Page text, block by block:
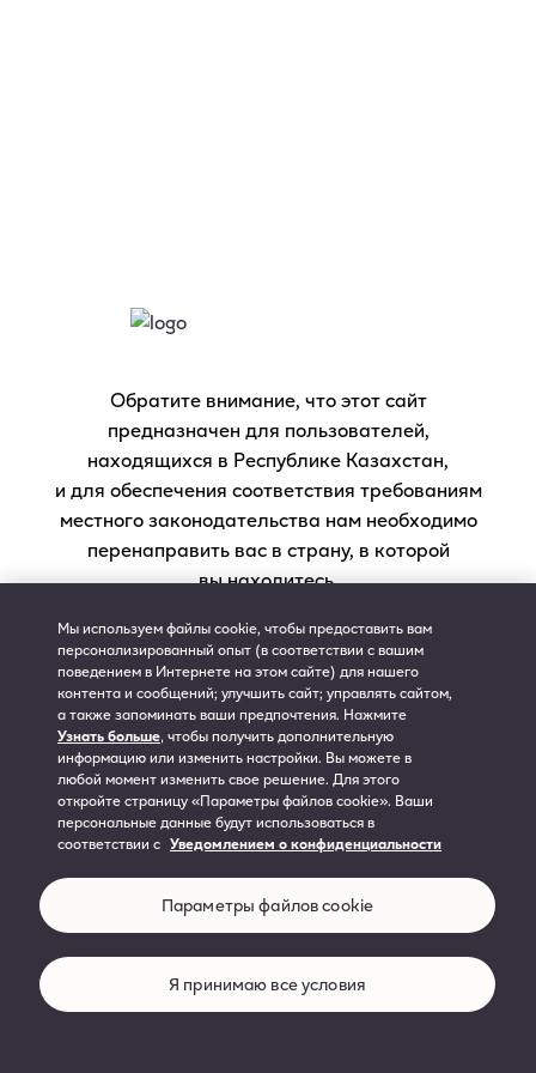
Доступ на веб-сайт разрешен только лицам,
достигшим возраста 21 года и старше, являющимся
Продолжая просмотр страниц сайта IQOS.COM, вы
подтверждаете, что ознакомлены и согласны с
Условиями использования вебсайта и
Уведомлением об использовании файлов Cookie
Условия использования вебсайта
Уведомление об использовании файлов Cookie
Уведомление о соблюдении конфиденциальности
Обратите внимание, что этот сайт
предназначен для пользователей,
находящихся в Республике Казахстан,
и для обеспечения соответствия требованиям
местного законодательства нам необходимо
перенаправить вас в страну, в которой
вы находитесь.
Продолжить
RU
Мы используем файлы cookie, чтобы предоставить вам
персонализированный опыт (в соответствии с вашим
поведением в Интернете на этом сайте) для нашего
контента и сообщений; улучшить сайт; управлять сайтом,
а также запоминать ваши предпочтения. Нажмите
Узнать больше, чтобы получить дополнительную
информацию или изменить настройки. Вы можете в
любой момент изменить свое решение. Для этого
откройте страницу «Параметры файлов cookie». Ваши
персональные данные будут использоваться в
соответствии с Уведомлением о конфиденциальности
Параметры файлов cookie
Я принимаю все условия